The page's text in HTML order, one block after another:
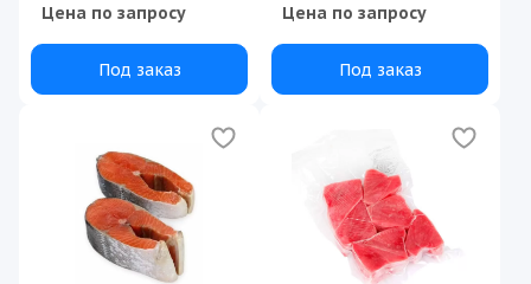
Цена по запросу
Под заказ
Цена по запросу
Под заказ